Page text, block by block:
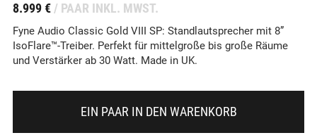
8.999 € / PAAR INKL. MWST.
Fyne Audio Classic Gold VIII SP: Standlautsprecher mit 8”
IsoFlare™-Treiber. Perfekt für mittelgroße bis große Räume
und Verstärker ab 30 Watt. Made in UK.
EIN PAAR IN DEN WARENKORB